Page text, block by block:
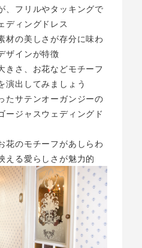
、フリルやタッキングで
ディングドレス
材の美しさが存分に味わ
ザインが特徴
きさ、お花などモチーフ
演出してみましょう
たサテンオーガンジーの
ージャスウェディングド
花のモチーフがあしらわ
える愛らしさが魅力的